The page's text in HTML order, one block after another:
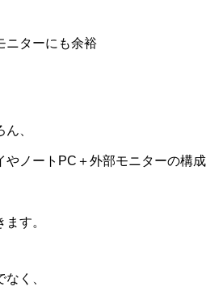
ニターにも余裕
、
やノートPC＋外部モニターの構成
す。
く、